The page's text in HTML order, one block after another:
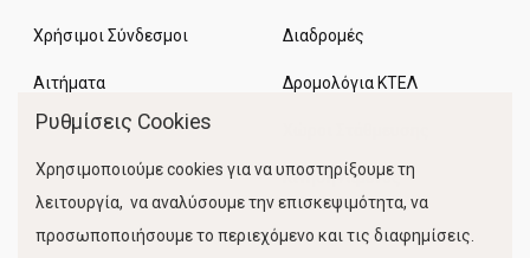
Χρήσιμοι Σύνδεσμοι
Αιτήματα
Διαδρομές
Δρομολόγια ΚΤΕΛ
Κίνηση Λιμένος
Ρυθμίσεις Cookies
Χρησιμοποιούμε cookies για να υποστηρίξουμε τη
λειτουργία, να αναλύσουμε την επισκεψιμότητα, να
προσωποποιήσουμε το περιεχόμενο και τις διαφημίσεις.